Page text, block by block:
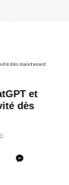
dès maintenant
et
dès